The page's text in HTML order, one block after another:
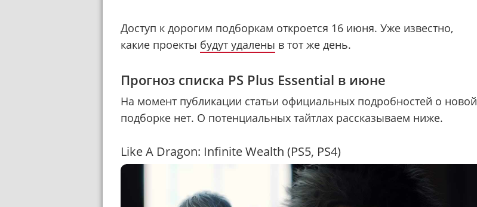
Доступ к дорогим подборкам откроется 16 июня. Уже известно,
какие проекты будут удалены в тот же день.
Прогноз списка PS Plus Essential в июне
На момент публикации статьи официальных подробностей о новой
подборке нет. О потенциальных тайтлах рассказываем ниже.
Like A Dragon: Infinite Wealth (PS5, PS4)